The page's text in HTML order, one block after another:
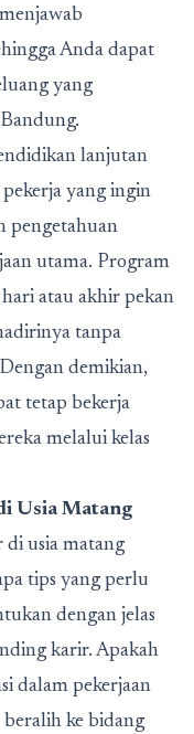
Anda dapat
yang
lanjutan
yang ingin
pengetahuan
utama. Program
atau akhir pekan
tanpa
demikian,
tetap bekerja
melalui kelas
Usia Matang
usia matang
tips yang perlu
dengan jelas
karir. Apakah
dalam pekerjaan
beralih ke bidang